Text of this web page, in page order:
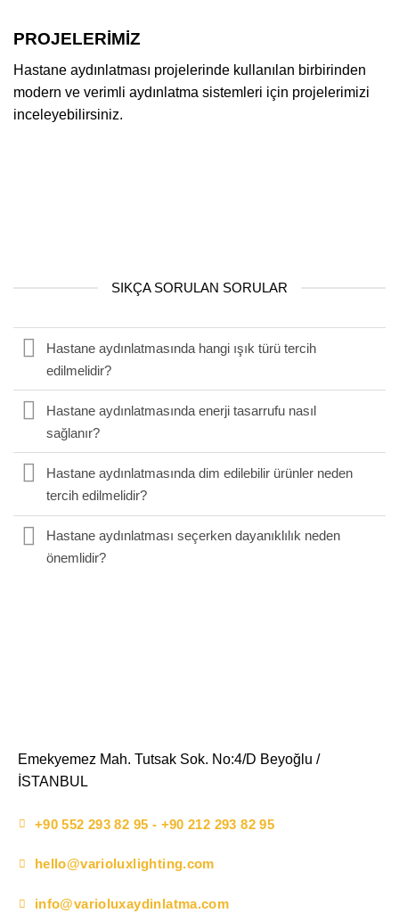
PROJELERİMİZ
Hastane aydınlatması projelerinde kullanılan birbirinden
modern ve verimli aydınlatma sistemleri için projelerimizi
inceleyebilirsiniz.
SIKÇA SORULAN SORULAR
Hastane aydınlatmasında hangi ışık türü tercih
edilmelidir?
Hastane aydınlatmasında enerji tasarrufu nasıl
sağlanır?
Hastane aydınlatmasında dim edilebilir ürünler neden
tercih edilmelidir?
Hastane aydınlatması seçerken dayanıklılık neden
önemlidir?
Emekyemez Mah. Tutsak Sok. No:4/D Beyoğlu /
İSTANBUL
+90 552 293 82 95 - +90 212 293 82 95
hello@varioluxlighting.com
info@varioluxaydinlatma.com